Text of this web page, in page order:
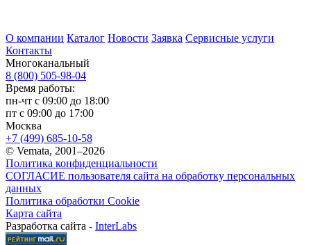
О компании Каталог Новости Заявка Сервисные услуги
Контакты
Многоканальный
8 (800) 505-98-04
Время работы:
пн-чт с 09:00 до 18:00
пт с 09:00 до 17:00
Москва
+7 (499) 685-10-58
© Vemata, 2001–2026
Политика конфиденциальности
СОГЛАСИЕ пользователя сайта на обработку персональных
данных
Политика обработки Cookie
Карта сайта
Разработка сайта - InterLabs